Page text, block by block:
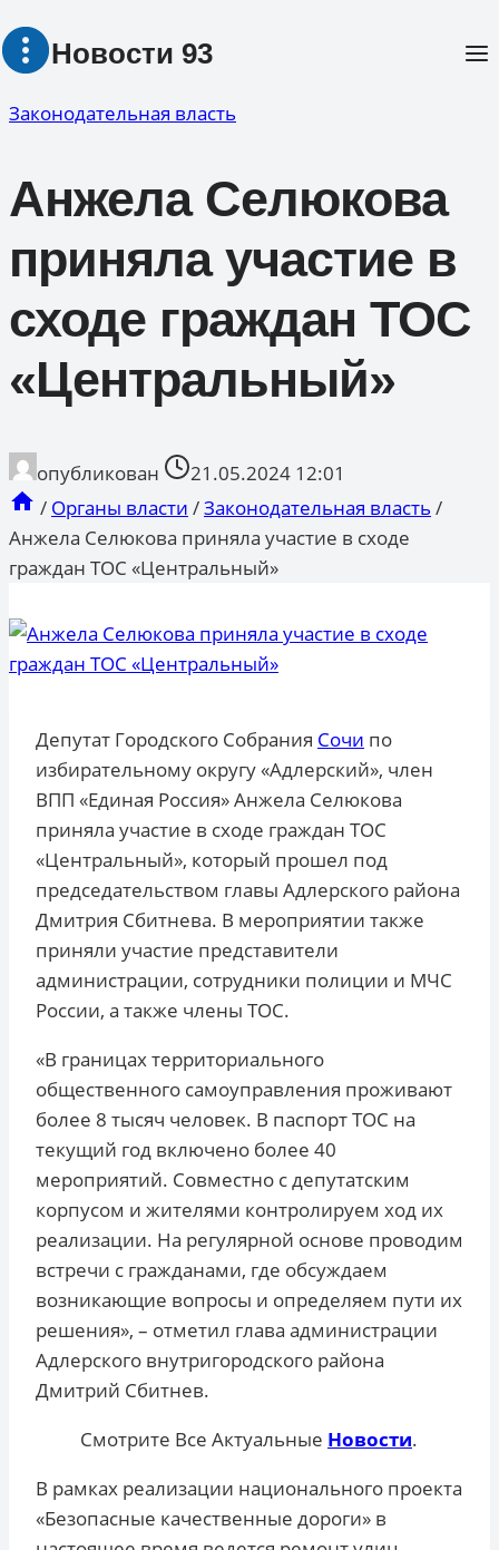
Перейти
Новости 93
Законодательная власть
Анжела Селюкова
приняла участие в
сходе граждан ТОС
«Центральный»
опубликован
21.05.2024 12:01
/ Органы власти /Законодательная власть /
Анжела Селюкова приняла участие в сходе
граждан ТОС «Центральный»
Депутат Городского Собрания Сочи по
избирательному округу «Адлерский», член
ВПП «Единая Россия» Анжела Селюкова
приняла участие в сходе граждан ТОС
«Центральный», который прошел под
председательством главы Адлерского района
Дмитрия Сбитнева. В мероприятии также
приняли участие представители
администрации, сотрудники полиции и МЧС
России, а также члены ТОС.
«В границах территориального
общественного самоуправления проживают
более 8 тысяч человек. В паспорт ТОС на
текущий год включено более 40
мероприятий. Совместно с депутатским
корпусом и жителями контролируем ход их
реализации. На регулярной основе проводим
встречи с гражданами, где обсуждаем
возникающие вопросы и определяем пути их
решения», – отметил глава администрации
Адлерского внутригородского района
Дмитрий Сбитнев.
Смотрите Все Актуальные Новости.
В рамках реализации национального проекта
«Безопасные качественные дороги» в